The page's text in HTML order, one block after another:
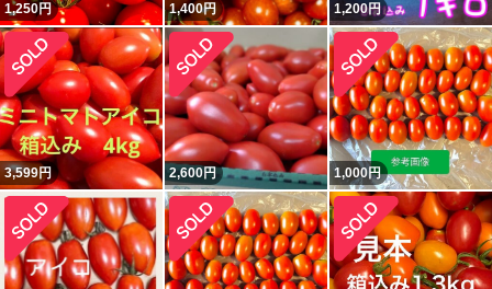
1,250円 1,400円 1,200円
3,599円 2,600円 1,000円